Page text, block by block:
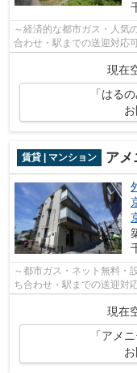
～経済的な都市ガス・人
合わせ・駅までの送迎対応
現在
「はる
賃貸 | マンション ア
～都市ガス・ネット無料
ち合わせ・駅までの送迎対
現在
「アメ